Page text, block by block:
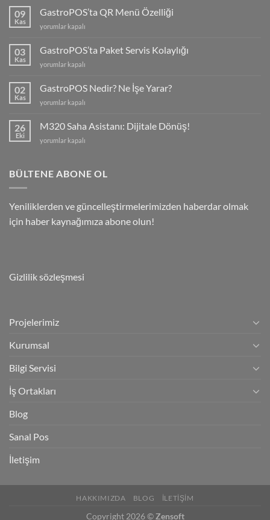
09
Kas
GastroPOS’ta QR Menü Özelliği
GastroPOS’ta
Menü
Özelliği
için
yorumlar kapalı
03
Kas
GastroPOS’ta Paket Servis Kolaylığı
GastroPOS’ta
Servis
Kolaylığı
için
yorumlar kapalı
02
Kas
GastroPOS Nedir? Ne İşe Yarar?
GastroPOS
Ne
İşe
Yarar?
yorumlar kapalı
26
Eki
M320 Saha Asistanı: Dijitale Dönüş!
M320
Dijitale
yorumlar kapalı
BÜLTENE ABONE OL
Yeniliklerden ve güncelleştirmelerimizden haberdar olmak
için haber kaynağımıza abone olun!
Gizlilik sözleşmesi
Projelerimiz
Kurumsal
Bilgi Servisi
İş Ortakları
Blog
Sanal Pos
İletişim
HAKKIMIZDA BLOG ILETIŞIM
Copyright 2026 ©Zensoft